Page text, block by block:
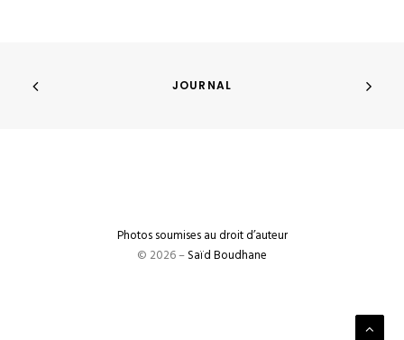
JOURNAL
Photos soumises au droit d’auteur
© 2026 –Saïd Boudhane